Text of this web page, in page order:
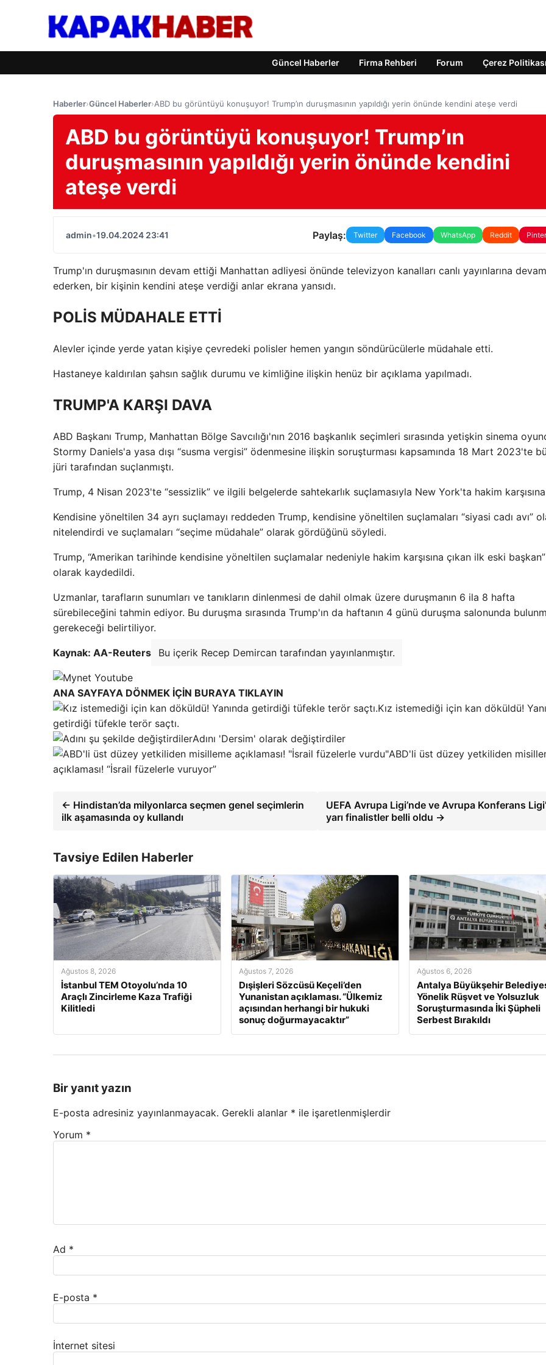
Güncel Haberler Firma Rehberi Forum Çerez Politikası
Haberler›Güncel Haberler›ABD bu görüntüyü konuşuyor! Trump’ın duruşmasının yapıldığı yerin önünde kendini ateşe verdi
ABD bu görüntüyü konuşuyor! Trump’ın
duruşmasının yapıldığı yerin önünde kendini
ateşe verdi
admin•19.04.2024 23:41 Paylaş: Twitter Facebook WhatsApp Reddit
Trump'ın duruşmasının devam ettiği Manhattan adliyesi önünde televizyon kanalları canlı yayınlarına devam
ederken, bir kişinin kendini ateşe verdiği anlar ekrana yansıdı.
POLİS MÜDAHALE ETTİ
Alevler içinde yerde yatan kişiye çevredeki polisler hemen yangın söndürücülerle müdahale etti.
Hastaneye kaldırılan şahsın sağlık durumu ve kimliğine ilişkin henüz bir açıklama yapılmadı.
TRUMP'A KARŞI DAVA
ABD Başkanı Trump, Manhattan Bölge Savcılığı'nın 2016 başkanlık seçimleri sırasında yetişkin sinema
Stormy Daniels'a yasa dışı “susma vergisi” ödenmesine ilişkin soruşturması kapsamında 18 Mart 2023'te
jüri tarafından suçlanmıştı.
Trump, 4 Nisan 2023'te “sessizlik” ve ilgili belgelerde sahtekarlık suçlamasıyla New York'ta hakim karşısına
Kendisine yöneltilen 34 ayrı suçlamayı reddeden Trump, kendisine yöneltilen suçlamaları “siyasi cadı avı”
nitelendirdi ve suçlamaları “seçime müdahale” olarak gördüğünü söyledi.
Trump, “Amerikan tarihinde kendisine yöneltilen suçlamalar nedeniyle hakim karşısına çıkan ilk eski başkan”
olarak kaydedildi.
Uzmanlar, tarafların sunumları ve tanıkların dinlenmesi de dahil olmak üzere duruşmanın 6 ila 8 hafta
sürebileceğini tahmin ediyor. Bu duruşma sırasında Trump'ın da haftanın 4 günü duruşma salonunda
gerekeceği belirtiliyor.
Kaynak: AA-Reuters Bu içerik Recep Demircan tarafından yayınlanmıştır.
ANA SAYFAYA DÖNMEK İÇİN BURAYA TIKLAYIN
Kız istemediği için kan döküldü!
getirdiği tüfekle terör saçtı.
Adını 'Dersim' olarak değiştirdiler
ABD'li üst düzey yetkiliden
açıklaması! “İsrail füzelerle vuruyor”
← Hindistan’da milyonlarca seçmen genel seçimlerin
ilk aşamasında oy kullandı
UEFA Avrupa Ligi’nde ve Avrupa Konferans
yarı finalistler belli oldu →
Tavsiye Edilen Haberler
Ağustos 8, 2026
İstanbul TEM Otoyolu’nda 10
Araçlı Zincirleme Kaza Trafiği
Kilitledi
Ağustos 7, 2026
Dışişleri Sözcüsü Keçeli’den
Yunanistan açıklaması. “Ülkemiz
açısından herhangi bir hukuki
sonuç doğurmayacaktır”
Ağustos 6, 2026
Antalya Büyükşehir
Yönelik Rüşvet ve Yolsuzluk
Soruşturmasında İki Şüpheli
Serbest Bırakıldı
Bir yanıt yazın
E-posta adresiniz yayınlanmayacak. Gerekli alanlar * ile işaretlenmişlerdir
Yorum *
Ad *
E-posta *
İnternet sitesi